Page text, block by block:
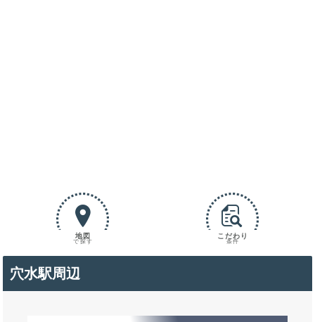
地図
で探す
こだわり
条件
穴水駅周辺